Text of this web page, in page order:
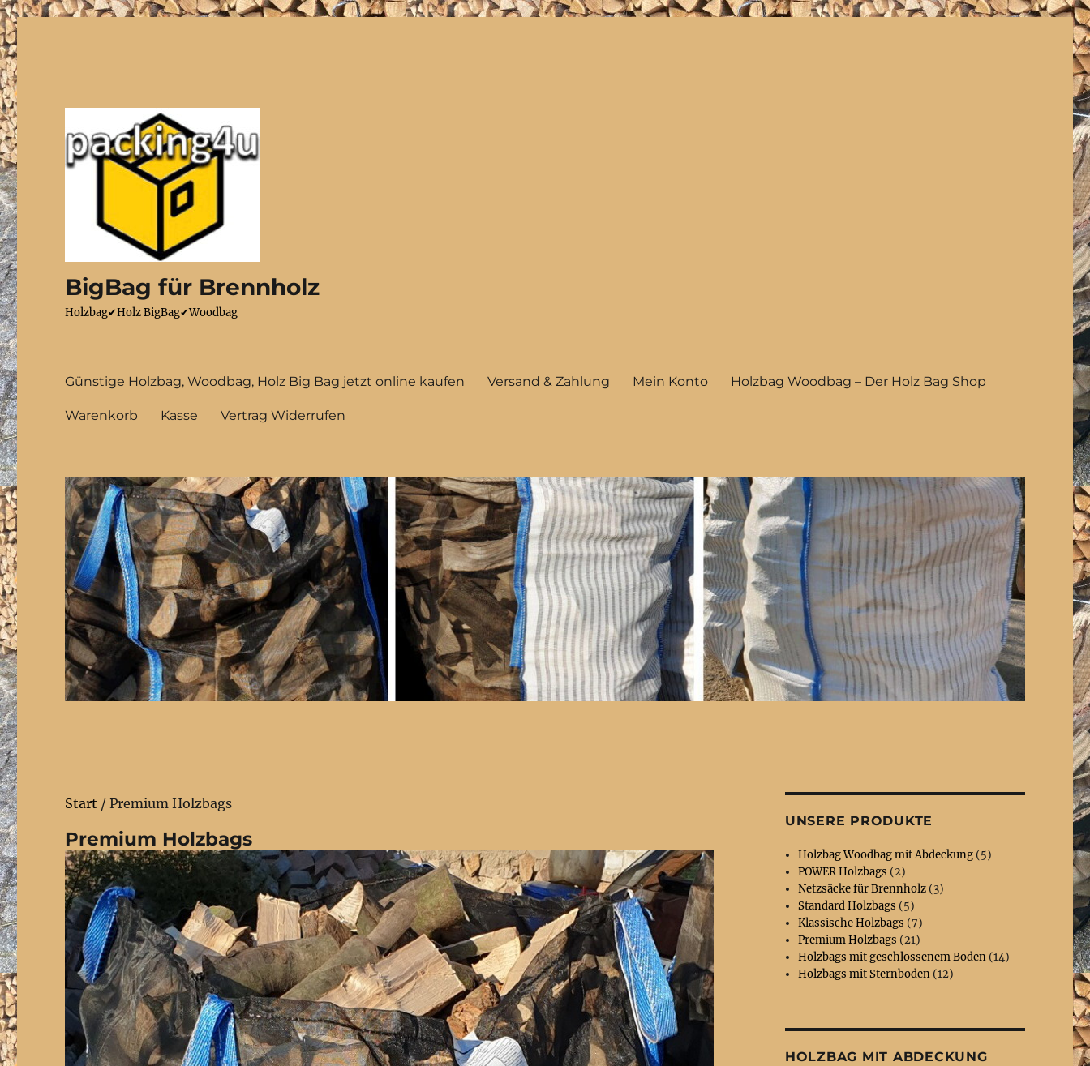
BigBag für Brennholz
Holzbag✔Holz BigBag✔Woodbag
Günstige Holzbag, Woodbag, Holz Big Bag jetzt online kaufen Versand & Zahlung Mein Konto Holzbag Woodbag – Der Holz Bag Shop
Warenkorb Kasse Vertrag Widerrufen
Start / Premium Holzbags
Premium Holzbags
UNSERE PRODUKTE
Holzbag Woodbag mit Abdeckung (5)
POWER Holzbags (2)
Netzsäcke für Brennholz (3)
Standard Holzbags (5)
Klassische Holzbags (7)
Premium Holzbags (21)
Holzbags mit geschlossenem Boden (14)
Holzbags mit Sternboden (12)
HOLZBAG MIT ABDECKUNG